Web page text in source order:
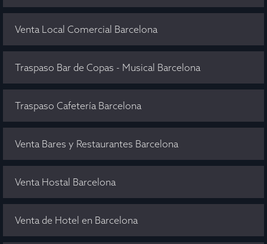
Venta Local Comercial Barcelona
Traspaso Bar de Copas - Musical Barcelona
Traspaso Cafetería Barcelona
Venta Bares y Restaurantes Barcelona
Venta Hostal Barcelona
Venta de Hotel en Barcelona